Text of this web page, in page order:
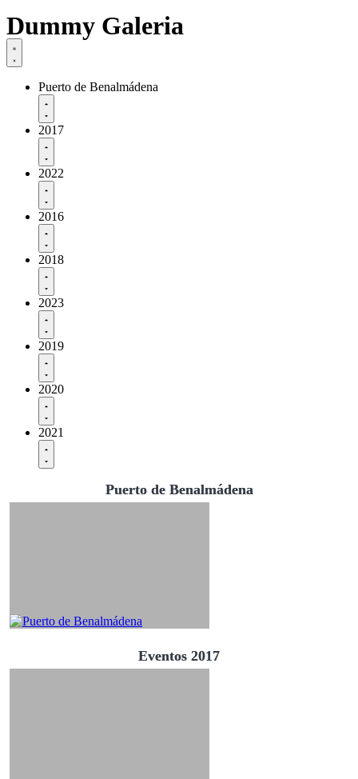
Dummy Galeria
Puerto de Benalmádena
2017
2022
2016
2018
2023
2019
2020
2021
Puerto de Benalmádena
Eventos 2017